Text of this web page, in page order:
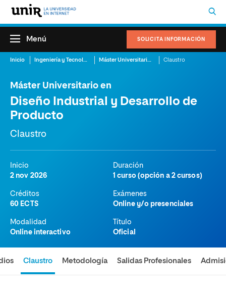
SOLICITA INFORMACIÓN
Menú
Inicio Ingeniería y Tecnología Máster Universitario en Diseño Industrial y Desarrollo de Producto Claustro
Máster Universitario en
Diseño Industrial y Desarrollo de
Producto
Claustro
Inicio
2 nov 2026
Duración
1 curso (opción a 2 cursos)
Créditos
60 ECTS
Exámenes
Online y/o presenciales
Modalidad
Online interactivo
Título
Oficial
Claustro Metodología Salidas Profesionales